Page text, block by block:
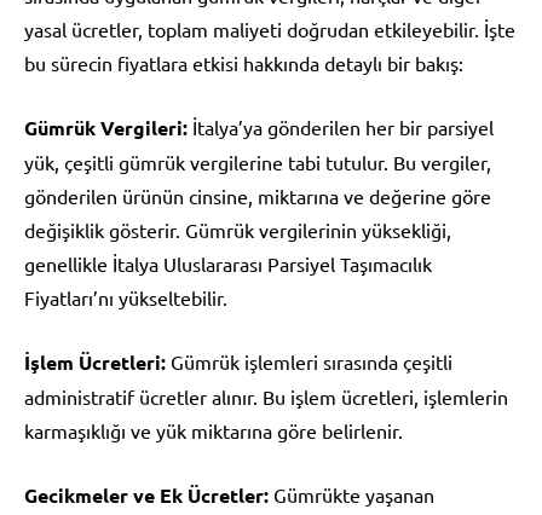
yasal ücretler, toplam maliyeti doğrudan etkileyebilir. İşte
bu sürecin fiyatlara etkisi hakkında detaylı bir bakış:
Gümrük Vergileri: İtalya’ya gönderilen her bir parsiyel
yük, çeşitli gümrük vergilerine tabi tutulur. Bu vergiler,
gönderilen ürünün cinsine, miktarına ve değerine göre
değişiklik gösterir. Gümrük vergilerinin yüksekliği,
genellikle İtalya Uluslararası Parsiyel Taşımacılık
Fiyatları’nı yükseltebilir.
İşlem Ücretleri: Gümrük işlemleri sırasında çeşitli
administratif ücretler alınır. Bu işlem ücretleri, işlemlerin
karmaşıklığı ve yük miktarına göre belirlenir.
Gecikmeler ve Ek Ücretler: Gümrükte yaşanan